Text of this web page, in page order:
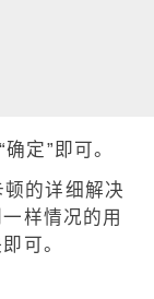
定”即可。
的详细解决
样情况的用
可。